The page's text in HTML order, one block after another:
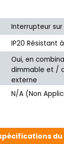
Interrupteur
IP20 Résistant
Oui, en
dimmable et /
externe
N/A (Non